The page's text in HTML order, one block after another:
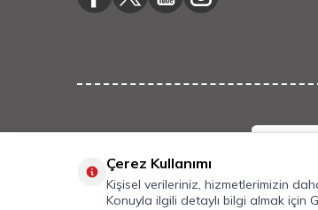
Çerez Kullanımı
Kişisel verileriniz, hizmetlerimizin
Konuyla ilgili detaylı bilgi almak için